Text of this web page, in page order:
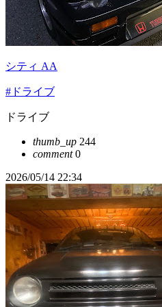
シティ AA
#ドライブ
ドライブ
thumb_up 244
comment0
2026/05/14 22:34